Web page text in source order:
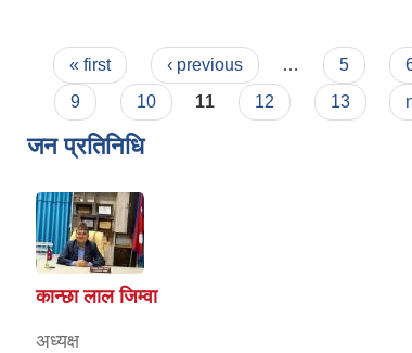
Pages
« first ‹ previous … 5
9
10 11 12 13
जन प्रतिनिधि
कान्छा लाल जिम्वा
अध्यक्ष